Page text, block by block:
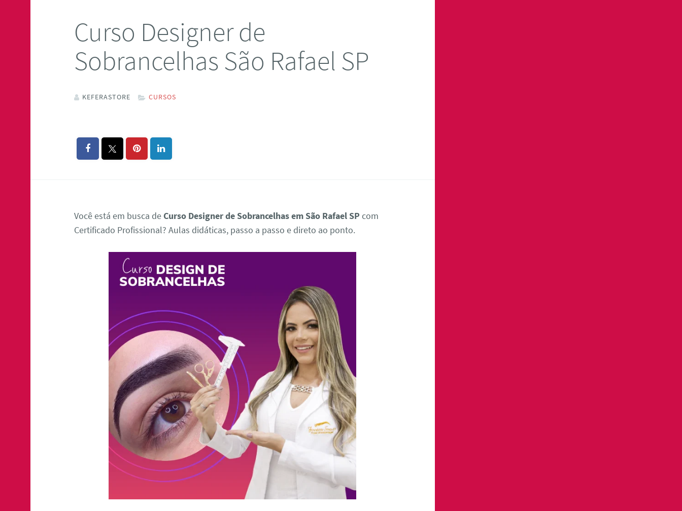
Curso Designer de
Sobrancelhas São Rafael SP
KEFERASTORE CURSOS
Você está em busca deCurso Designer de Sobrancelhas em São Rafael SP com
Certificado Profissional? Aulas didáticas, passo a passo e direto ao ponto.